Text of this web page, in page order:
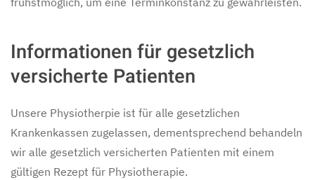
Informationen für gesetzlich
versicherte Patienten
Unsere Physiotherpie ist für alle gesetzlichen
Krankenkassen zugelassen, dementsprechend behandeln
wir alle gesetzlich versicherten Patienten mit einem
gültigen Rezept für Physiotherapie.